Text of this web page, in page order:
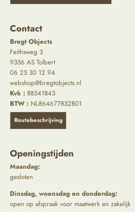
Contact
Bregt Objects
Feithsweg 3
9356 AS Tolbert
06 25 30 12 94
webshop@bregtobjects.nl
Kvk : 88541843
BTW : NL864677832B01
Routebeschrijving
Openingstijden
Maandag:
gesloten
Dinsdag, woensdag en donderdag:
open op afspraak voor maatwerk en zakelijk